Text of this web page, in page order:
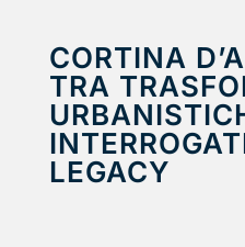
CORTINA
TRA
LEGACY